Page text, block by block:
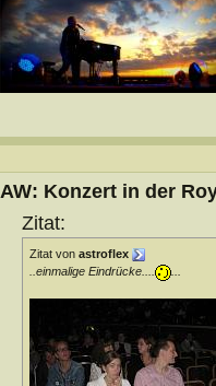
AW: Konzert in der
Zitat:
Zitat von astroflex
..einmalige Eindrücke....
...